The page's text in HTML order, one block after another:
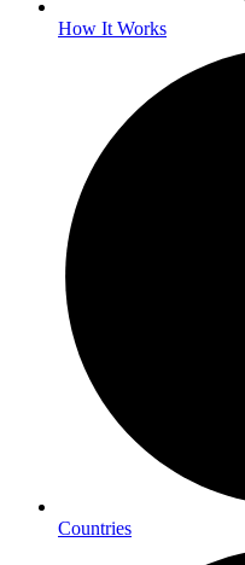
How It Works
Countries